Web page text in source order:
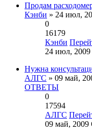
Продам
Кэнби » 24 июл,
0
16179
Кэнби
24 июл,
Нужна
АЛГС » 09 май,
ОТВЕТЫ
0
17594
АЛГС
09 май, 2009